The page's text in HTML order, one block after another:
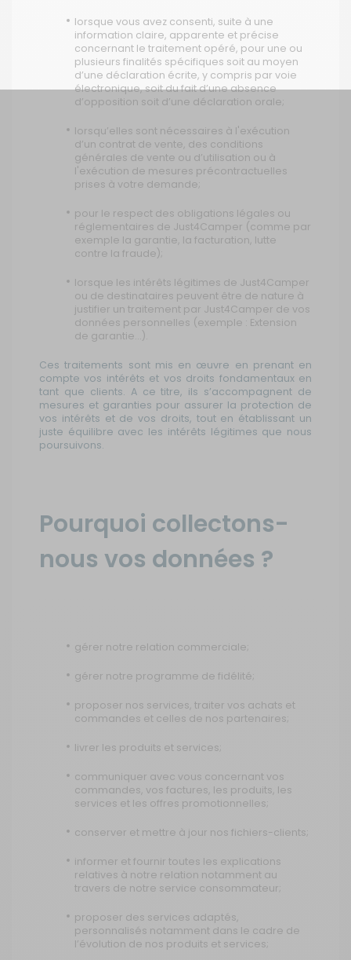
lorsque vous avez consenti, suite à une
information claire, apparente et précise
concernant le traitement opéré, pour une ou
plusieurs finalités spécifiques soit au moyen
d’une déclaration écrite, y compris par voie
électronique, soit du fait d’une absence
d’opposition soit d’une déclaration orale;
lorsqu’elles sont nécessaires à l'exécution
d’un contrat de vente, des conditions
générales de vente ou d’utilisation ou à
l'exécution de mesures précontractuelles
prises à votre demande;
pour le respect des obligations légales ou
réglementaires de Just4Camper (comme par
exemple la garantie, la facturation, lutte
contre la fraude);
lorsque les intérêts légitimes de Just4Camper
ou de destinataires peuvent être de nature à
justifier un traitement par Just4Camper de vos
données personnelles (exemple : Extension
de garantie...).
Ces traitements sont mis en œuvre en prenant en
compte vos intérêts et vos droits fondamentaux en
tant que clients. A ce titre, ils s’accompagnent de
mesures et garanties pour assurer la protection de
vos intérêts et de vos droits, tout en établissant un
juste équilibre avec les intérêts légitimes que nous
poursuivons.
Pourquoi collectons-
nous vos données ?
gérer notre relation commerciale;
gérer notre programme de fidélité;
proposer nos services, traiter vos achats et
commandes et celles de nos partenaires;
livrer les produits et services;
communiquer avec vous concernant vos
commandes, vos factures, les produits, les
services et les offres promotionnelles;
conserver et mettre à jour nos fichiers-clients;
informer et fournir toutes les explications
relatives à notre relation notamment au
travers de notre service consommateur;
proposer des services adaptés,
personnalisés notamment dans le cadre de
l’évolution de nos produits et services;